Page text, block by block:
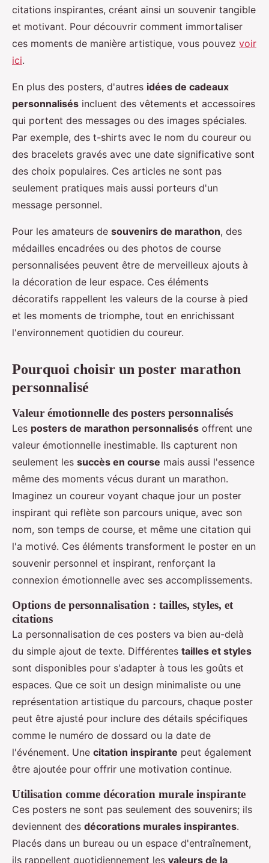
citations inspirantes, créant ainsi un souvenir tangible
et motivant. Pour découvrir comment immortaliser
ces moments de manière artistique, vous pouvez voir
ici.
En plus des posters, d'autres idées de cadeaux
personnalisés incluent des vêtements et accessoires
qui portent des messages ou des images spéciales.
Par exemple, des t-shirts avec le nom du coureur ou
des bracelets gravés avec une date significative sont
des choix populaires. Ces articles ne sont pas
seulement pratiques mais aussi porteurs d'un
message personnel.
Pour les amateurs de souvenirs de marathon, des
médailles encadrées ou des photos de course
personnalisées peuvent être de merveilleux ajouts à
la décoration de leur espace. Ces éléments
décoratifs rappellent les valeurs de la course à pied
et les moments de triomphe, tout en enrichissant
l'environnement quotidien du coureur.
Pourquoi choisir un poster marathon
personnalisé
Valeur émotionnelle des posters personnalisés
Les posters de marathon personnalisés offrent une
valeur émotionnelle inestimable. Ils capturent non
seulement les succès en course mais aussi l'essence
même des moments vécus durant un marathon.
Imaginez un coureur voyant chaque jour un poster
inspirant qui reflète son parcours unique, avec son
nom, son temps de course, et même une citation qui
l'a motivé. Ces éléments transforment le poster en un
souvenir personnel et inspirant, renforçant la
connexion émotionnelle avec ses accomplissements.
Options de personnalisation : tailles, styles, et
citations
La personnalisation de ces posters va bien au-delà
du simple ajout de texte. Différentes tailles et styles
sont disponibles pour s'adapter à tous les goûts et
espaces. Que ce soit un design minimaliste ou une
représentation artistique du parcours, chaque poster
peut être ajusté pour inclure des détails spécifiques
comme le numéro de dossard ou la date de
l'événement. Une citation inspirante peut également
être ajoutée pour offrir une motivation continue.
Utilisation comme décoration murale inspirante
Ces posters ne sont pas seulement des souvenirs; ils
deviennent des décorations murales inspirantes.
Placés dans un bureau ou un espace d'entraînement,
ils rappellent quotidiennement les valeurs de la